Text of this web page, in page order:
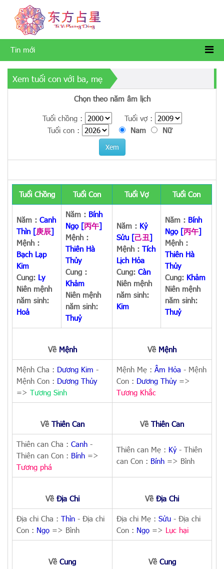
Tin mới
Xem tuổi con với ba, mẹ
Chọn theo năm âm lịch
Tuổi chồng :
Tuổi vợ :
Tuổi con :
Nam Nữ
Xem
Tuổi Chồng Tuổi Con Tuổi Vợ Tuổi Con
Năm : Canh
Thìn [庚辰]
Mệnh :
Bạch Lạp
Kim
Cung: Ly
Niên mệnh
năm sinh:
Hoả
Năm : Bính
Ngọ[丙午]
Mệnh :
Thiên Hà
Thủy
Cung :
Khảm
Niên mệnh
năm sinh:
Thuỷ
Năm : Kỷ
Sửu [己丑]
Mệnh : Tích
Lịch Hỏa
Cung: Càn
Niên mệnh
năm sinh:
Kim
Năm : Bính
Ngọ[丙午]
Mệnh :
Thiên Hà
Thủy
Cung: Khảm
Niên mệnh
năm sinh:
Thuỷ
Về Mệnh Về Mệnh
Mệnh Cha : Dương Kim -
Mệnh Con : Dương Thủy
=> Tương Sinh
Mệnh Mẹ : Âm Hỏa - Mệnh
Con : Dương Thủy=>
Tương Khắc
Về Thiên Can Về Thiên Can
Thiên can Cha : Canh -
Thiên can Con : Bính =>
Tương phá
Thiên can Mẹ : Kỷ- Thiên
can Con : Bính => Bình
Về Địa Chi Về Địa Chi
Địa chi Cha : Thìn - Địa chi
Con : Ngọ => Bình
Địa chi Mẹ : Sửu - Địa chi
Con : Ngọ => Lục hại
Về Cung Về Cung